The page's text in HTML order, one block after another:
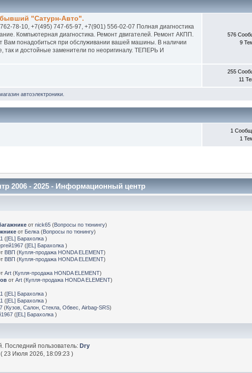
бывший "Сатурн-Авто".
78-10, +7(495) 747-65-97, +7(901) 556-02-07 Полная диагностика
Компьютерная диагностика. Ремонт двигателей. Ремонт АКПП.
Вам понадобиться при обслуживании вашей машины. В наличии
так и достойные заменители по неоригиналу. ТЕПЕРЬ И
576
9
255
11
автоэлектроники.
1
1
2006 - 2025 - Информационный центр
отnick65 (Вопросы по тюнингу)
от Белка (Вопросы по тюнингу)
([EL] Барахолка)
([EL] Барахолка)
ВВП (Купля-продажа HONDA ELEMENT)
ВВП (Купля-продажа HONDA ELEMENT)
Art (Купля-продажа HONDA ELEMENT)
отArt (Купля-продажа HONDA ELEMENT)
([EL] Барахолка)
([EL] Барахолка)
(Кузов, Салон, Стекла, Обвес, Airbag-SRS)
([EL] Барахолка)
Последний пользователь: Dry
( 23 Июля 2026, 18:09:23 )